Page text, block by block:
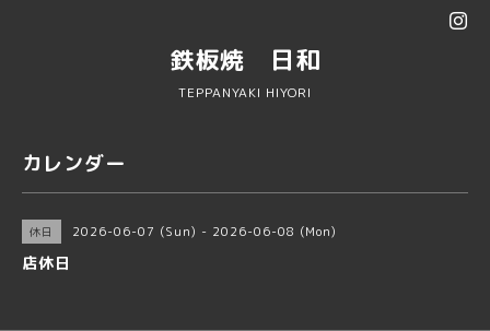
鉄板焼 日和
TEPPANYAKI HIYORI
カレンダー
休日 2026-06-07 (Sun) - 2026-06-08 (Mon)
店休日